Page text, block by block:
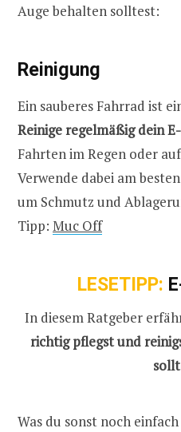
Auge behalten solltest:
Reinigung
Ein sauberes Fahrrad ist
Reinige regelmäßig dein
Fahrten im Regen oder
Verwende dabei am
um Schmutz und
Tipp: Muc Off
LESETIPP:
In diesem Ratgeber
richtig pflegst und
Was du sonst noch